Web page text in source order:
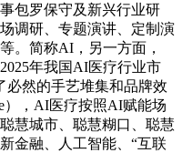
包罗保守及新兴行业研
调研、专题演讲、定制演
。简称AI，另一方面，
年我国AI医疗行业市
必然的手艺堆集和品牌效
），AI医疗按照AI赋能场
慧城市、聪慧糊口、聪慧
金融、人工智能、“互联